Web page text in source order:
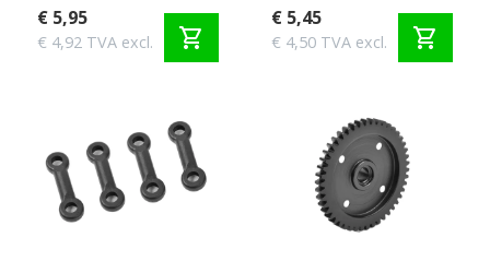
€ 5,95
€ 4,92 TVA excl. shopping_cart
€ 5,45
€ 4,50 TVA excl. shopping_cart